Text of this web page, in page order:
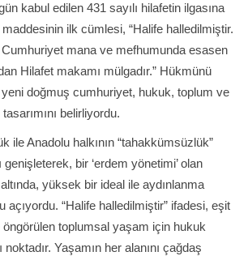
kabul edilen 431 sayılı hilafetin ilgasına
ilk cümlesi, “Halife halledilmiştir.
mana ve mefhumunda esasen
Hilafet makamı mülgadır.” Hükmünü
doğmuş cumhuriyet, hukuk, toplum ve
belirliyordu.
Anadolu halkının “tahakkümsüzlük”
genişleterek, bir ‘erdem yönetimi’ olan
yüksek bir ideal ile aydınlanma
açıyordu. “Halife halledilmiştir” ifadesi, eşit
öngörülen toplumsal yaşam için hukuk
noktadır. Yaşamın her alanını çağdaş